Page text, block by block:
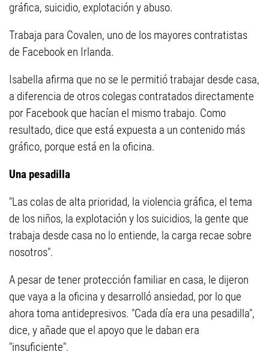
gráfica, suicidio, explotación y abuso.
Trabaja para Covalen, uno de los mayores contratistas
de Facebook en Irlanda.
Isabella afirma que no se le permitió trabajar desde casa,
a diferencia de otros colegas contratados directamente
por Facebook que hacían el mismo trabajo. Como
resultado, dice que está expuesta a un contenido más
gráfico, porque está en la oficina.
Una pesadilla
"Las colas de alta prioridad, la violencia gráfica, el tema
de los niños, la explotación y los suicidios, la gente que
trabaja desde casa no lo entiende, la carga recae sobre
nosotros".
A pesar de tener protección familiar en casa, le dijeron
que vaya a la oficina y desarrolló ansiedad, por lo que
ahora toma antidepresivos. "Cada día era una pesadilla",
dice, y añade que el apoyo que le daban era
"insuficiente".